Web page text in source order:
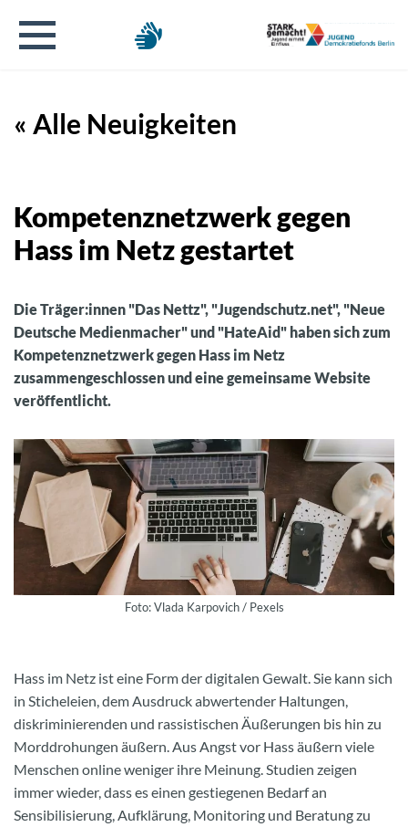
« Alle Neuigkeiten
Kompetenznetzwerk gegen
Hass im Netz gestartet
Die Träger:innen "Das Nettz", "Jugendschutz.net", "Neue
Deutsche Medienmacher" und "HateAid" haben sich zum
Kompetenznetzwerk gegen Hass im Netz
zusammengeschlossen und eine gemeinsame Website
veröffentlicht.
Foto: Vlada Karpovich / Pexels
Hass im Netz ist eine Form der digitalen Gewalt. Sie kann sich
in Sticheleien, dem Ausdruck abwertender Haltungen,
diskriminierenden und rassistischen Äußerungen bis hin zu
Morddrohungen äußern. Aus Angst vor Hass äußern viele
Menschen online weniger ihre Meinung. Studien zeigen
immer wieder, dass es einen gestiegenen Bedarf an
Sensibilisierung, Aufklärung, Monitoring und Beratung zu